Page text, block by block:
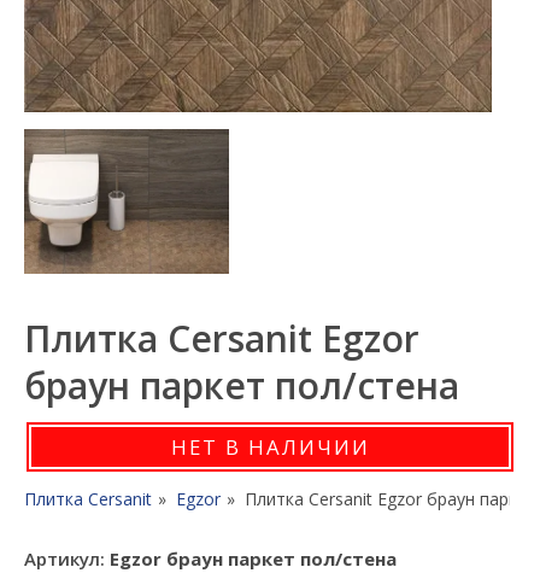
Плитка Cersanit Egzor
браун паркет пол/стена
НЕТ В НАЛИЧИИ
Плитка Cersanit Egzor Плитка Cersanit Egzor браун
Артикул: Egzor браун паркет пол/стена